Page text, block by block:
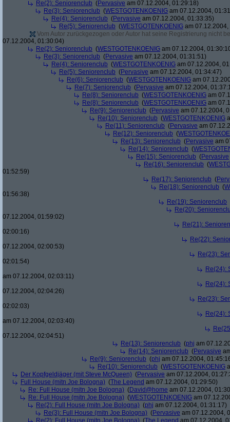
Re(2): Seniorenclub (Pervasive am 07.12.2004, 01:29:18)
Re(3): Seniorenclub (WESTGOTENKOENIG am 07.12.2004,
Re(4): Seniorenclub (Pervasive am 07.12.2004, 01:33:35)
Re(5): Seniorenclub (WESTGOTENKOENIG am
Vom Autor zurückgezogen oder Autor hat seine Registrierung nicht
07.12.2004, 01:30:04)
Re(2): Seniorenclub (WESTGOTENKOENIG am 07.12.2004,
Re(3): Seniorenclub (Pervasive am 07.12.2004, 01:31:51)
Re(4): Seniorenclub (WESTGOTENKOENIG am 07.12.2004,
Re(5): Seniorenclub (Pervasive am 07.12.2004, 01:34:47)
Re(6): Seniorenclub (WESTGOTENKOENIG am
Re(7): Seniorenclub (Pervasive am 07.12.2004,
Re(8): Seniorenclub (WESTGOTENKOENIG am
Re(8): Seniorenclub (WESTGOTENKOENIG am
Re(9): Seniorenclub (Pervasive am 07.12.2004,
Re(10): Seniorenclub (WESTGOTENKOENIG
Re(11): Seniorenclub (Pervasive am
Re(12): Seniorenclub (
Re(13): Seniorenclub (Pervasive am
Re(14): Seniorenclub (
Re(15): Seniorenclub (Pervasive
Re(16): Seniorenclub (
01:52:59)
Re(17): Seniorenclub (
Re(18): Seniorenclub (
01:56:38)
Re(19): Seniorenclub
Re(20):
07.12.2004, 01:59:02)
Re(21):
02:00:16)
Re(22):
07.12.2004, 02:00:53)
Re(23):
02:01:54)
Re(24):
am 07.12.2004, 02:03:11)
Re(24):
07.12.2004, 02:04:26)
Re(23):
02:02:03)
Re(24):
am 07.12.2004, 02:03:40)
07.12.2004, 02:04:51)
Re(13): Seniorenclub (phj am
Re(14): Seniorenclub (Pervasive
Re(9): Seniorenclub (phj am 07.12.2004,
Re(10): Seniorenclub (WESTGOTENKOENIG
Der Kopfgeldjäger (mit Steve McQueen) (Pervasive am 07.12.2004,
Full House (mitn Joe Bologna) (The Legend am 07.12.2004, 01:29:50)
Re: Full House (mitn Joe Bologna) (David@home am 07.12.2004,
Re: Full House (mitn Joe Bologna) (WESTGOTENKOENIG am
Re(2): Full House (mitn Joe Bologna) (phj am 07.12.2004, 01:31:17)
Re(3): Full House (mitn Joe Bologna) (Pervasive am 07.12.2004,
Re(2): Full House (mitn Joe Bologna) (The Legend am 07.12.2004,